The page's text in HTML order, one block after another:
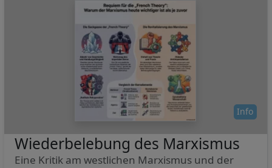
Info
Wiederbelebung des Marxismus
Eine Kritik am westlichen Marxismus und der